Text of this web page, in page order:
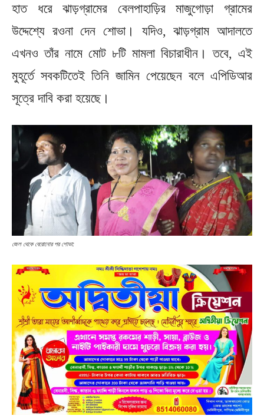
হাত ধরে ঝাড়গ্রামের বেলপাহাড়ির মাজুগোড়া গ্রামের
উদ্দেশ্যে রওনা দেন শোভা। যদিও, ঝাড়গ্রাম আদালতে
এখনও তাঁর নামে মোট ৮টি মামলা বিচারাধীন। তবে, এই
মুহূর্তে সবকটিতেই তিনি জামিন পেয়েছেন বলে এপিডিআর
সূত্রে দাবি করা হয়েছে।
জেল থেকে বেরোনোর পর শোভা: